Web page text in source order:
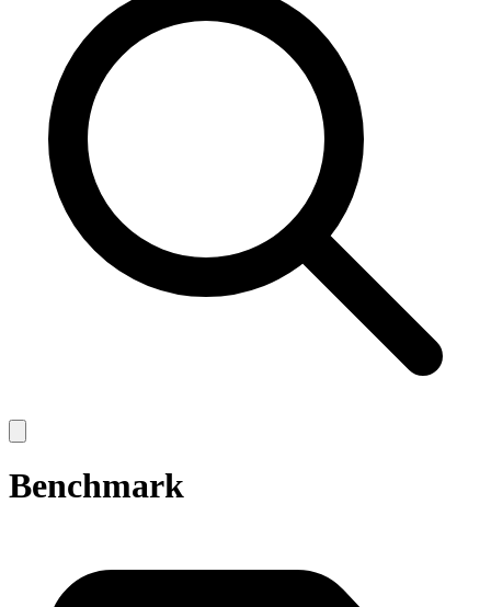
main
Benchmark